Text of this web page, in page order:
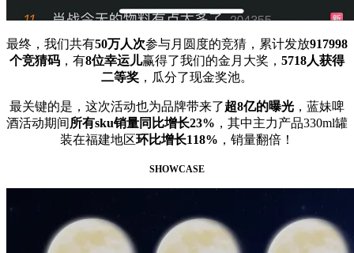
最终，我们共有50万人次参与月圆度的竞猜，累计发放917998
个竞猜码 ，有8位幸运儿赢得了我们的金月大奖， 5718人获得
二等奖 ，瓜分了现金奖池。
最关键的是，这次活动也为品牌带来了超8亿的曝光 ，蓝妹啤
酒活动期间所有sku销量同比增长23% ，其中主力产品330ml罐
装在福建地区环比增长118% ，销量翻倍！
SHOWCASE